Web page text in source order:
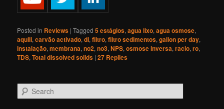
Posted in Reviews |Tagged 5 estágios,agua lixo,agua osmose,
aquili,carvão activado,di,filtro,filtro sedimentos,gallon per day,
instalação,membrana,no2,no3,NPS,osmose inversa,racio,ro,
TDS,Total dissolved solids |27 Replies
e